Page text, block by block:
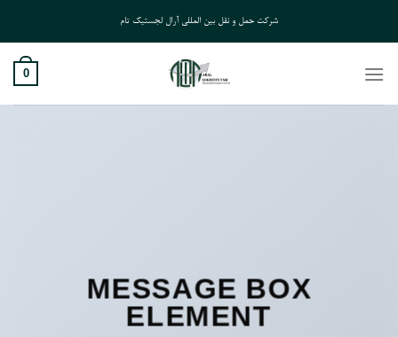
شرکت حمل و نقل بین المللی آرال لجستیک تام
0
MESSAGE BOX
ELEMENT